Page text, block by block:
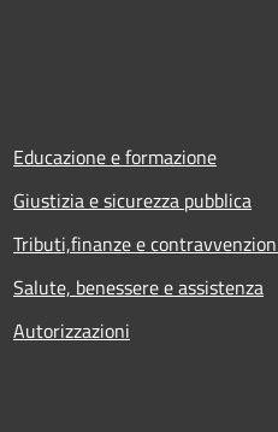
Educazione e formazione
Giustizia e sicurezza pubblica
Tributi,finanze e
Salute, benessere e assistenza
Autorizzazioni